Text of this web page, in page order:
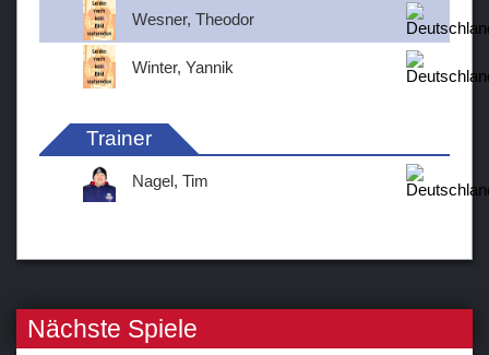
Wesner, Theodor
Winter, Yannik
Trainer
Nagel, Tim
Nächste Spiele